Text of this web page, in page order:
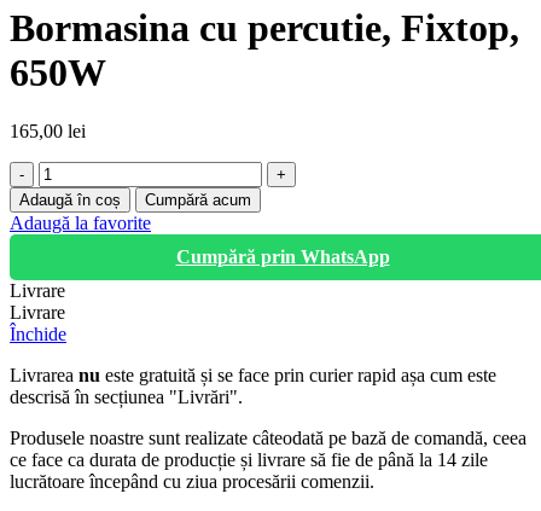
Bormasina cu percutie, Fixtop,
650W
165,00 lei
Cantitate
Bormasina
cu
percutie,
650W
Adaugă în coș Cumpără acum
Adaugă la favorite
Cumpără prin WhatsApp
Livrare
Livrare
Închide
Livrarea nu este gratuită și se face prin curier rapid așa cum este
descrisă în secțiunea "Livrări".
Produsele noastre sunt realizate câteodată pe bază de comandă, ceea
ce face ca durata de producție și livrare să fie de până la 14 zile
lucrătoare începând cu ziua procesării comenzii.